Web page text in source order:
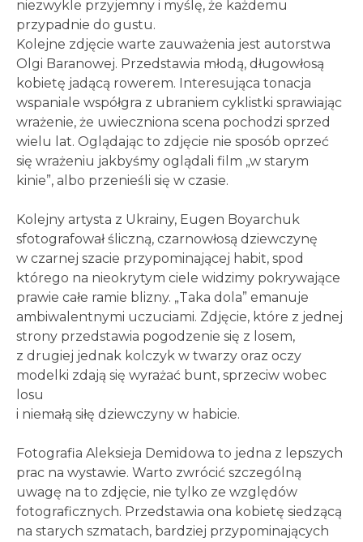
niezwykle przyjemny i myślę, że każdemu
przypadnie do gustu.
Kolejne zdjęcie warte zauważenia jest autorstwa
Olgi Baranowej. Przedstawia młodą, długowłosą
kobietę jadącą rowerem. Interesująca tonacja
wspaniale współgra z ubraniem cyklistki sprawiając
wrażenie, że uwieczniona scena pochodzi sprzed
wielu lat. Oglądając to zdjęcie nie sposób oprzeć
się wrażeniu jakbyśmy oglądali film „w starym
kinie”, albo przenieśli się w czasie.
Kolejny artysta z Ukrainy, Eugen Boyarchuk
sfotografował śliczną, czarnowłosą dziewczynę
w czarnej szacie przypominającej habit, spod
którego na nieokrytym ciele widzimy pokrywające
prawie całe ramie blizny. „Taka dola” emanuje
ambiwalentnymi uczuciami. Zdjęcie, które z jednej
strony przedstawia pogodzenie się z losem,
z drugiej jednak kolczyk w twarzy oraz oczy
modelki zdają się wyrażać bunt, sprzeciw wobec
losu
i niemałą siłę dziewczyny w habicie.
Fotografia Aleksieja Demidowa to jedna z lepszych
prac na wystawie. Warto zwrócić szczególną
uwagę na to zdjęcie, nie tylko ze względów
fotograficznych. Przedstawia ona kobietę siedzącą
na starych szmatach, bardziej przypominających